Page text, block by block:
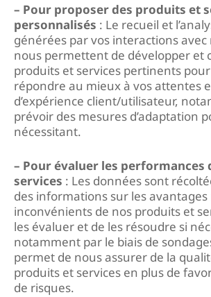
– Pour proposer des produits et
personnalisés : Le recueil et
générées par vos interactions avec
nous permettent de développer et
produits et services pertinents
répondre au mieux à vos attentes
d’expérience client/utilisateur,
prévoir des mesures d’adaptation
nécessitant.
– Pour évaluer les performances
services : Les données sont
des informations sur les avantages
inconvénients de nos produits et
les évaluer et de les résoudre si
notamment par le biais de
permet de nous assurer de la
produits et services en plus de
de risques.